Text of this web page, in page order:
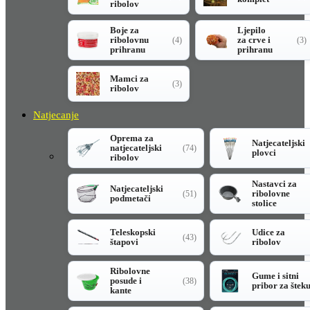
ribolov
Boje za
ribolovnu
prihranu
(4)
Ljepilo
za crve i
prihranu
(3)
Mamci za
ribolov
(3)
Natjecanje
Oprema za
natjecateljski
ribolov
(74)
Natjecateljski
plovci
Natjecateljski
podmetači
(51)
Nastavci za
ribolovne
stolice
Teleskopski
štapovi
(43)
Udice za
ribolov
Ribolovne
posude i
kante
(38)
Gume i sitni
pribor za šteku